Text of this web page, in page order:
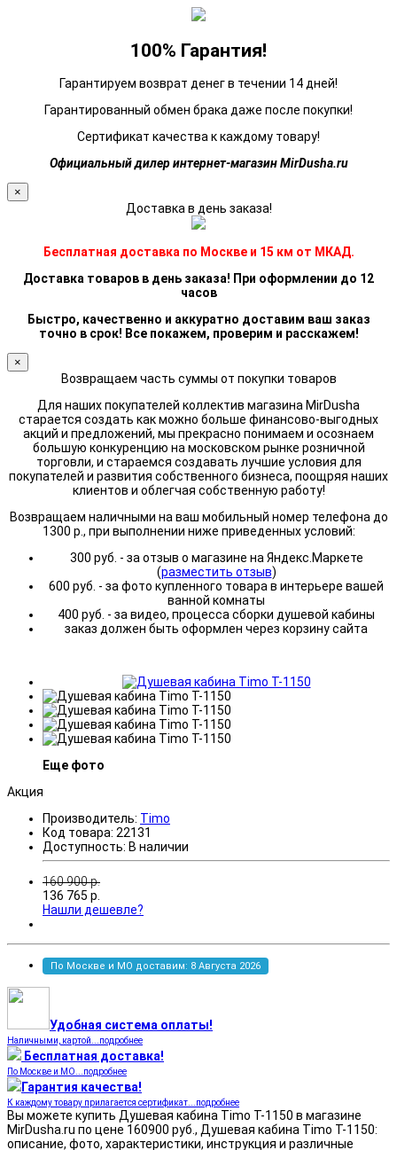
100% Гарантия!
Гарантируем возврат денег в течении 14 дней!
Гарантированный обмен брака даже после покупки!
Сертификат качества к каждому товару!
Официальный дилер интернет-магазин MirDusha.ru
×
Доставка в день заказа!
Бесплатная доставка по Москве и 15 км от МКАД.
Доставка товаров в день заказа! При оформлении до 12
часов
Быстро, качественно и аккуратно доставим ваш заказ
точно в срок! Все покажем, проверим и расскажем!
×
Возвращаем часть суммы от покупки товаров
Для наших покупателей коллектив магазина MirDusha
старается создать как можно больше финансово-выгодных
акций и предложений, мы прекрасно понимаем и осознаем
большую конкуренцию на московском рынке розничной
торговли, и стараемся создавать лучшие условия для
покупателей и развития собственного бизнеса, поощряя наших
клиентов и облегчая собственную работу!
Возвращаем наличными на ваш мобильный номер телефона до
1300 р., при выполнении ниже приведенных условий:
300 руб. - за отзыв о магазине на Яндекс.Маркете
(разместить отзыв)
600 руб. - за фото купленного товара в интерьере вашей
ванной комнаты
400 руб. - за видео, процесса сборки душевой кабины
заказ должен быть оформлен через корзину сайта
Еще фото
Акция
Производитель: Timo
Код товара: 22131
Доступность: В наличии
160 900р.
136 765 р.
Нашли дешевле?
По Москве и МО доставим: 8 Августа 2026
Удобная система оплаты!
Наличными, картой...подробнее
Бесплатная доставка!
По Москве и МО...подробнее
Гарантия качества!
К каждому товару прилагается сертификат...подробнее
Вы можете купить Душевая кабина Timo T-1150 в магазине
MirDusha.ru по цене 160900 руб., Душевая кабина Timo T-1150:
описание, фото, характеристики, инструкция и различные